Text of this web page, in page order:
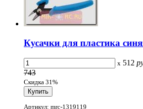
Кусачки для пластика
x 512
743
Скидка 31%
Артикул: mrc-1319119